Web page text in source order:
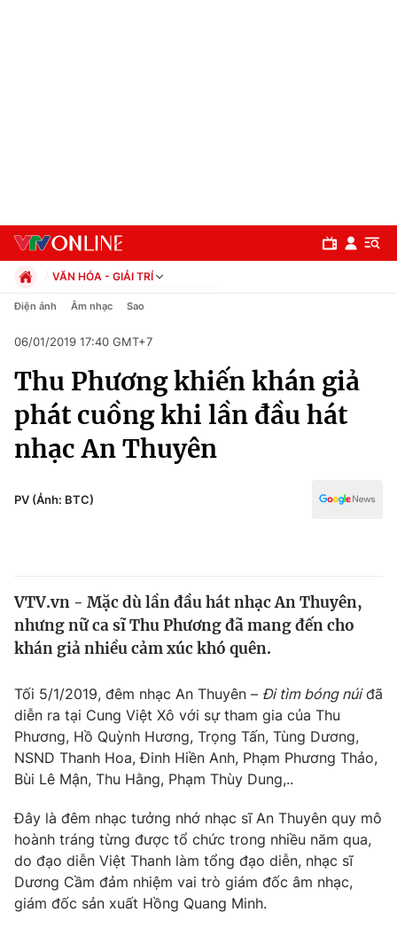
Chuyên mục
Chính trị
Xã hội
Pháp luật
Thế giới
Tin tức
Câu chuyện quốc tế
Kinh tế
Tài chính
Thị trường
Góc doanh nghiệp
Dữ liệu và đời sống
Truyền hình
Hậu trường
Nhân vật
Khán giả
Giải trí
Điện ảnh
Âm nhạc
Đời sống
Du lịch
Giáo dục
VĂN HÓA - GIẢI TRÍ
Chính trị
Pháp luật
Kinh tế
Thể thao
Truyền hình
Văn hóa - Giải trí
Công nghệ
Điện ảnh Âm nhạc Sao
06/01/2019 17:40 GMT+7
Thu Phương khiến khán giả
phát cuồng khi lần đầu hát
nhạc An Thuyên
PV (Ảnh: BTC)
VTV.vn - Mặc dù lần đầu hát nhạc An Thuyên,
nhưng nữ ca sĩ Thu Phương đã mang đến cho
khán giả nhiều cảm xúc khó quên.
Tối 5/1/2019, đêm nhạc An Thuyên – Đi tìm bóng núiđã
diễn ra tại Cung Việt Xô với sự tham gia của Thu
Phương, Hồ Quỳnh Hương, Trọng Tấn, Tùng Dương,
NSND Thanh Hoa, Đinh Hiền Anh, Phạm Phương Thảo,
Bùi Lê Mận, Thu Hằng, Phạm Thùy Dung,..
Đây là đêm nhạc tưởng nhớ nhạc sĩ An Thuyên quy mô
hoành tráng từng được tổ chức trong nhiều năm qua,
do đạo diễn Việt Thanh làm tổng đạo diễn, nhạc sĩ
Dương Cầm đảm nhiệm vai trò giám đốc âm nhạc,
giám đốc sản xuất Hồng Quang Minh.